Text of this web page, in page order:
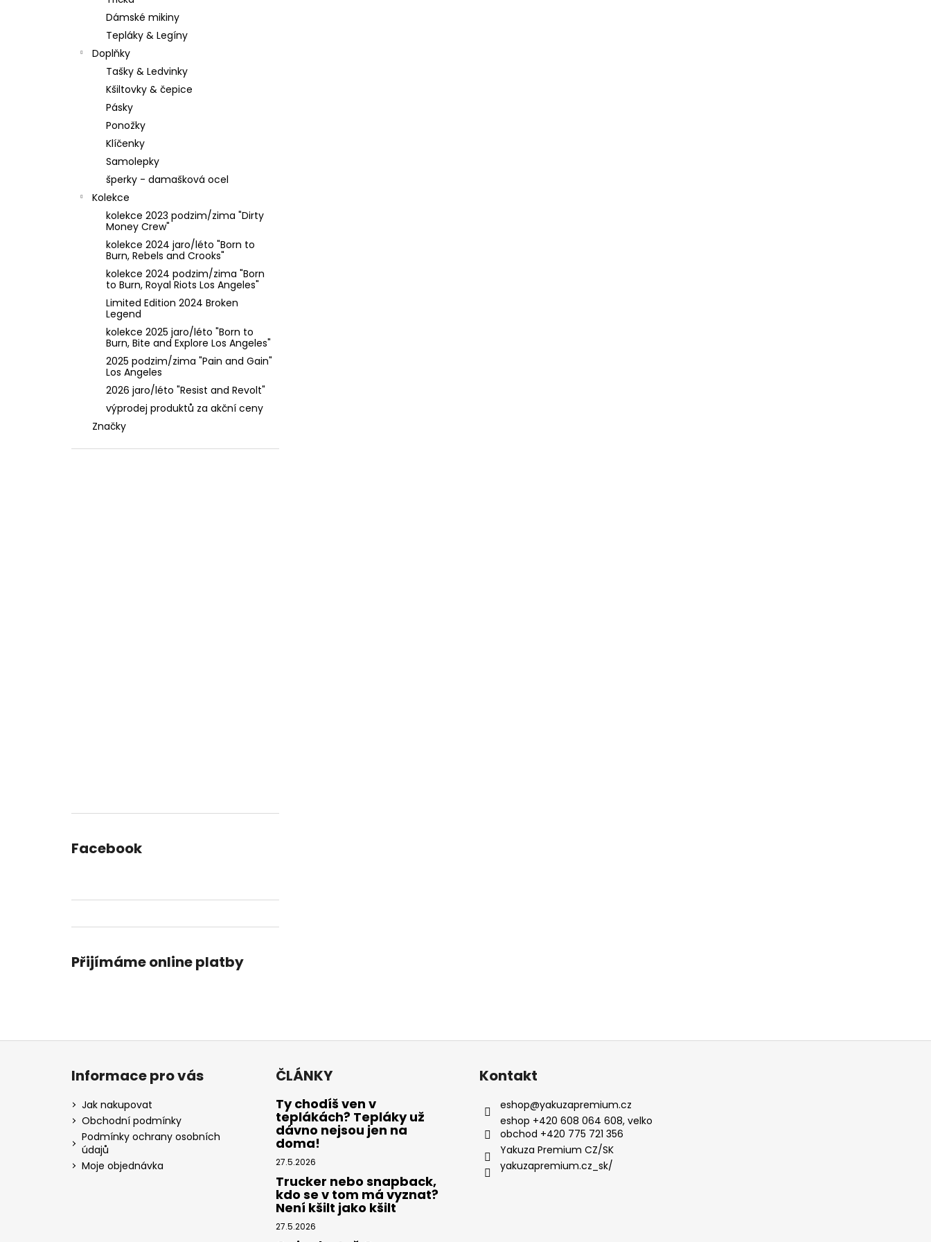
Dámské mikiny
Tepláky & Legíny
Doplňky
Tašky & Ledvinky
Kšiltovky & čepice
Pásky
Ponožky
Klíčenky
Samolepky
šperky - damašková ocel
Kolekce
kolekce 2023 podzim/zima "Dirty
Money Crew"
kolekce 2024 jaro/léto "Born to
Burn, Rebels and Crooks"
kolekce 2024 podzim/zima "Born
to Burn, Royal Riots Los Angeles"
Limited Edition 2024 Broken
Legend
kolekce 2025 jaro/léto "Born to
Burn, Bite and Explore Los Angeles"
2025 podzim/zima "Pain and Gain"
Los Angeles
2026 jaro/léto "Resist and Revolt"
výprodej produktů za akční ceny
Značky
Facebook
Přijímáme online platby
1 499 Kč
Původně:1 623 Kč
Z
Informace pro vás
Jak nakupovat
Obchodní podmínky
Podmínky ochrany osobních
údajů
Moje objednávka
ČLÁNKY
Ty chodíš ven v
teplákách? Tepláky už
dávno nejsou jen na
doma!
27.5.2026
Trucker nebo snapback,
kdo se v tom má vyznat?
Není kšilt jako kšilt
27.5.2026
Kontakt
eshop@yakuzapremium.cz
eshop +420 608 064 608, velko
obchod +420 775 721 356
Yakuza Premium CZ/SK
yakuzapremium.cz_sk/